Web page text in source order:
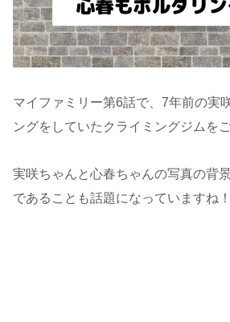
マイファミリー第6話で、7年前の実
ングをしていたクライミングジムを
実咲ちゃんと心春ちゃんの写真の背
であることも話題になっていますね！